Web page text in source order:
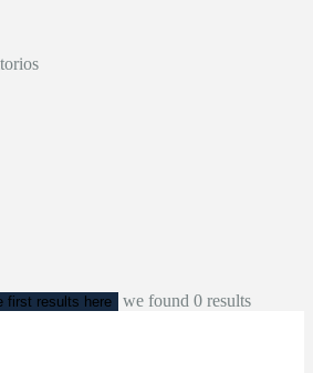
first results here we found 0 results